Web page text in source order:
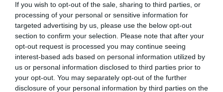
If you wish to opt-out of the sale, sharing to third parties, or
processing of your personal or sensitive information for
targeted advertising by us, please use the below opt-out
section to confirm your selection. Please note that after your
opt-out request is processed you may continue seeing
interest-based ads based on personal information utilized by
us or personal information disclosed to third parties prior to
your opt-out. You may separately opt-out of the further
disclosure of your personal information by third parties on the
Crédit photo :Booking
Atout de l’hôtel: la salle de sport
Budget: €€